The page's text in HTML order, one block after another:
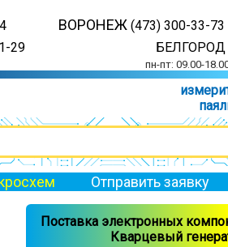
ВОРОНЕЖ (473) 300-33-73
29
БЕЛГОРОД
пн-пт: 09.00-
Отправить заявку
Поставка электронных
Кварцевый